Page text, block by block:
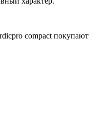
compact покупают